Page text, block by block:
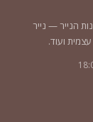
הנייר — נייר
ועוד.